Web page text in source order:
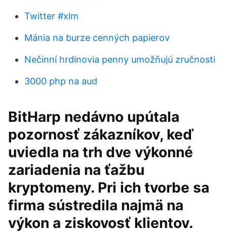
Twitter #xlm
Mánia na burze cenných papierov
Nečinní hrdinovia penny umožňujú zručnosti
3000 php na aud
BitHarp nedávno upútala
pozornosť zákazníkov, keď
uviedla na trh dve výkonné
zariadenia na ťažbu
kryptomeny. Pri ich tvorbe sa
firma sústredila najmä na
výkon a ziskovosť klientov.